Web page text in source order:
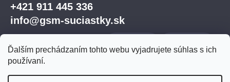
Ďalším prechádzaním tohto webu vyjadrujete súhlas s ich
používaní.
+421 911 445 336
info@gsm-suciastky.sk